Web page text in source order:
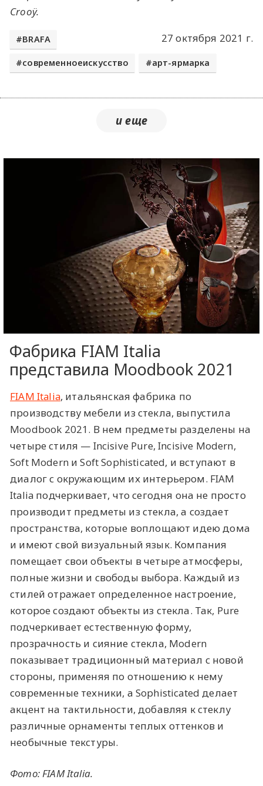
Crooÿ.
27 октября 2021 г.
BRAFA
современноеискусство арт-ярмарка
Фабрика FIAM Italia
представила Moodbook 2021
FIAM Italia, итальянская фабрика по
производству мебели из стекла, выпустила
Moodbook 2021. В нем предметы разделены на
четыре стиля — Incisive Pure, Incisive Modern,
Soft Modern и Soft Sophisticated, и вступают в
диалог с окружающим их интерьером. FIAM
Italia подчеркивает, что сегодня она не просто
производит предметы из стекла, а создает
пространства, которые воплощают идею дома
и имеют свой визуальный язык. Компания
помещает свои объекты в четыре атмосферы,
полные жизни и свободы выбора. Каждый из
стилей отражает определенное настроение,
которое создают объекты из стекла. Так, Pure
подчеркивает естественную форму,
прозрачность и сияние стекла, Modern
показывает традиционный материал с новой
стороны, применяя по отношению к нему
современные техники, а Sophisticated делает
акцент на тактильности, добавляя к стеклу
различные орнаменты теплых оттенков и
необычные текстуры.
Фото: FIAM Italia.